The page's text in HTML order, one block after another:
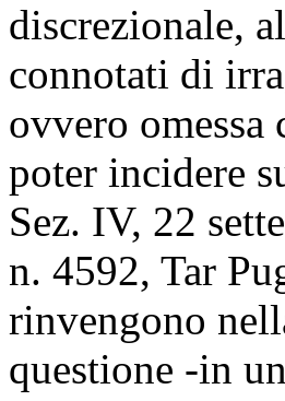
discrezionale,
connotati di
ovvero
poter incidere
Sez. IV, 22
n. 4592, Tar
rinvengono
questione -in